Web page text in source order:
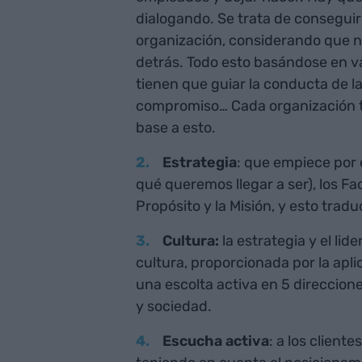
dialogando. Se trata de
organización, considerando que
detrás. Todo esto basándose en
tienen que guiar la conducta de
compromiso… Cada
base a esto.
Estrategia: que empiece por
qué queremos llegar a ser), los
Propósito y la Misión, y esto
Cultura: la estrategia y el
cultura, proporcionada por la
una escolta activa en 5
y sociedad.
Escucha activa: a los